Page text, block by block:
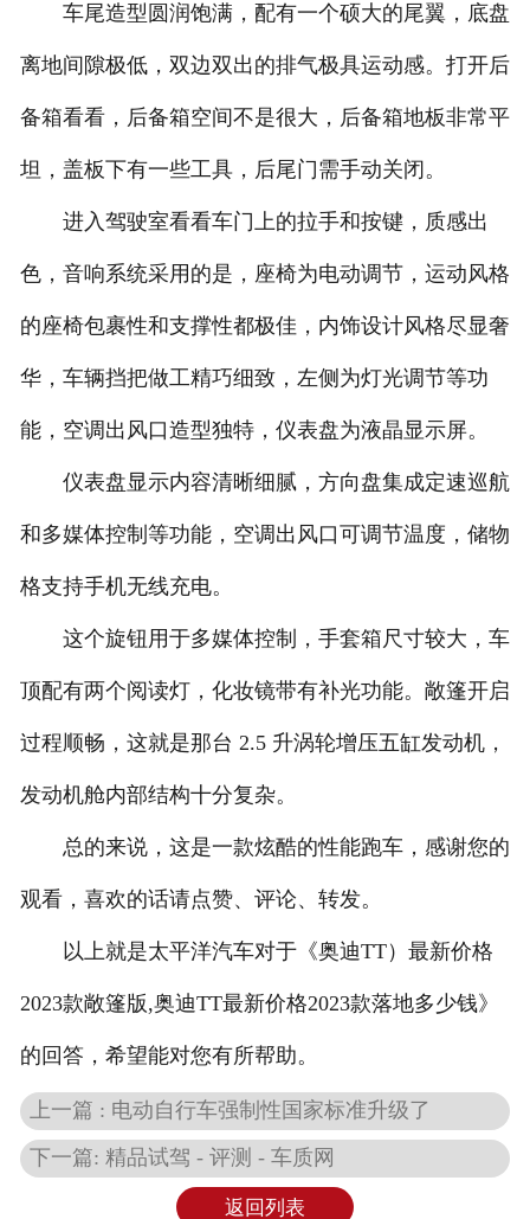
车尾造型圆润饱满，配有一个硕大的尾翼，底盘
离地间隙极低，双边双出的排气极具运动感。打开后
备箱看看，后备箱空间不是很大，后备箱地板非常平
坦，盖板下有一些工具，后尾门需手动关闭。
进入驾驶室看看车门上的拉手和按键，质感出
色，音响系统采用的是，座椅为电动调节，运动风格
的座椅包裹性和支撑性都极佳，内饰设计风格尽显奢
华，车辆挡把做工精巧细致，左侧为灯光调节等功
能，空调出风口造型独特，仪表盘为液晶显示屏。
仪表盘显示内容清晰细腻，方向盘集成定速巡航
和多媒体控制等功能，空调出风口可调节温度，储物
格支持手机无线充电。
这个旋钮用于多媒体控制，手套箱尺寸较大，车
顶配有两个阅读灯，化妆镜带有补光功能。敞篷开启
过程顺畅，这就是那台 2.5 升涡轮增压五缸发动机，
发动机舱内部结构十分复杂。
总的来说，这是一款炫酷的性能跑车，感谢您的
观看，喜欢的话请点赞、评论、转发。
以上就是太平洋汽车对于《奥迪TT）最新价格
2023款敞篷版,奥迪TT最新价格2023款落地多少钱》
的回答，希望能对您有所帮助。
上一篇 : 电动自行车强制性国家标准升级了
下一篇: 精品试驾 - 评测 - 车质网
返回列表